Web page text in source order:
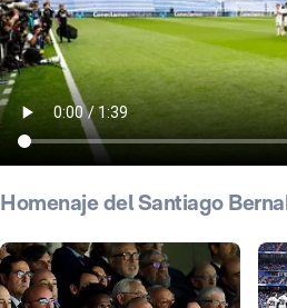
Homenaje del Santiago